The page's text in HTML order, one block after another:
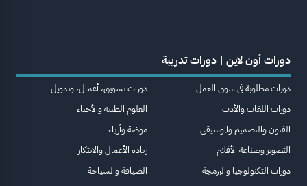
دورات أون لاين | دورات تدريبة
دورات مطلوبة في سوق العمل
دورات اللغات والأدب
الفنون والتصميم والموسيقى
التصوير وصناعة الأفلام
دورات التكنولوجيا والبرمجة
دورات تسويق، أعمال، وتمويل
العلوم الطبية والأحياء
موضة وأزياء
ريادة الأعمال والابتكار
الضيافة والسياحة